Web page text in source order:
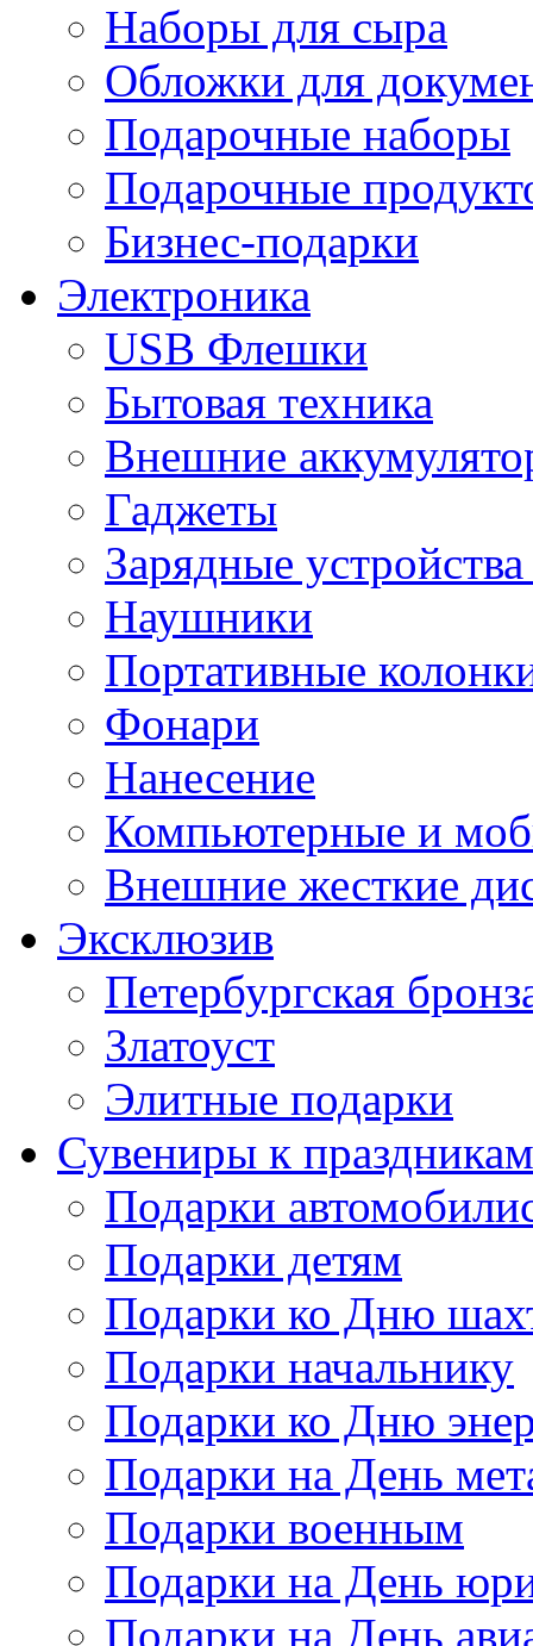
Наборы для сыра
Обложки для
Подарочные наборы
Подарочные
Бизнес-подарки
Электроника
USB Флешки
Бытовая техника
Внешние
Гаджеты
Зарядные
Наушники
Портативные
Фонари
Нанесение
Компьютерные и
Внешние жесткие
Эксклюзив
Петербургская
Златоуст
Элитные подарки
Сувениры к праздникам
Подарки
Подарки детям
Подарки ко Дню
Подарки начальнику
Подарки ко Дню
Подарки на День
Подарки военным
Подарки на День
Подарки на День